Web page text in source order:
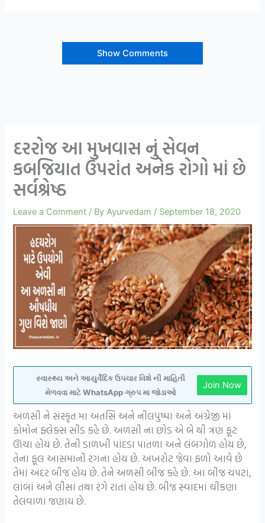
Show Comments
દરરોજ આ મુખવાસ નું સેવન
કબજિયાત ઉપરાંત અનેક રોગો માં છે
સર્વશ્રેષ્ઠ
Leave a Comment / ByAyurvedam / September 18, 2020
સ્વાસ્થ્ય અને આયુર્વેદિક ઉપચાર વિશે ની માહિતી
મેળવવા માટે WhatsApp ગ્રુપ મા જોડાઓ
Join Now
અળસી ને સંસ્કૃત મા અતસિ અને નીલપુષ્પા અને અંગ્રેજી માં
કોમોન ફ્લેક્સ સીડ કહે છે. અળસી ના છોડ એ બે થી ત્રણ ફૂટ
ઊંચા હોય છે. તેની ડાળખી પાંદડા પાતળા અને લંબગોળ હોય છે,
તેના ફૂલ આસમાની રંગના હોય છે. અખરોટ જેવા ફળો આવે છે
તેમાં અંદર બીજ હોય છે. તેને અળસી બીજ કહે છે. આ બીજ ચપટાં,
લાંબાં અને લીસાં તથા રંગે રાતાં હોય છે. બીજ સ્વાદમાં ચીકણા
તેલવાળા જણાય છે.